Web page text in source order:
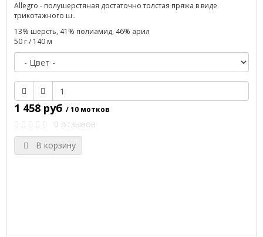
Allegro - полушерстяная достаточно толстая пряжа в виде
трикотажного ш..
13% шерсть, 41% полиамид, 46% арил
50 г / 140 м
1 458 руб / 10 мотков
0 отзывов
В корзину